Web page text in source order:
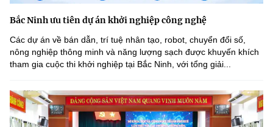
Bắc Ninh ưu tiên dự án khởi nghiệp công nghệ
Các dự án về bán dẫn, trí tuệ nhân tạo, robot, chuyển đổi số,
nông nghiệp thông minh và năng lượng sạch được khuyến khích
tham gia cuộc thi khởi nghiệp tại Bắc Ninh, với tổng giải...